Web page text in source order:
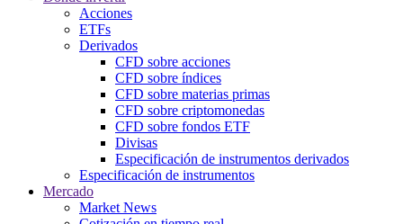
Acciones
ETFs
Derivados
CFD sobre acciones
CFD sobre índices
CFD sobre materias primas
CFD sobre criptomonedas
CFD sobre fondos ETF
Divisas
Especificación de instrumentos derivados
Especificación de instrumentos
Mercado
Market News